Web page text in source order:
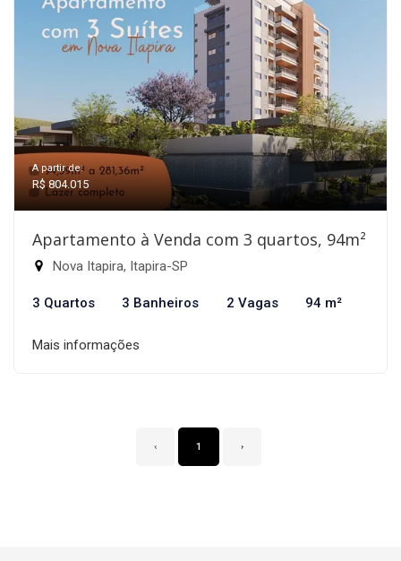
A partir de:
R$ 804.015
Apartamento à Venda com 3 quartos, 94m²
Nova Itapira, Itapira-SP
3 Quartos 3 Banheiros 2 Vagas 94 m²
Mais informações
‹ 1 ›